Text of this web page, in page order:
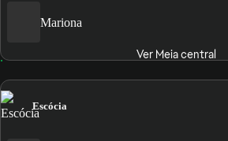
Mariona
Ver Meia central
Escócia